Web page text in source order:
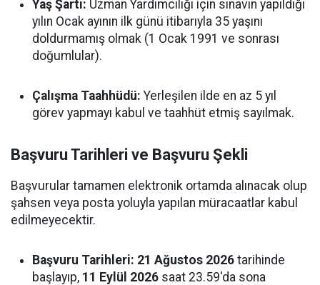
Yaş Şartı: Uzman Yardımcılığı için sınavın yapıldığı
yılın Ocak ayının ilk günü itibarıyla 35 yaşını
doldurmamış olmak (1 Ocak 1991 ve sonrası
doğumlular).
Çalışma Taahhüdü: Yerleşilen ilde en az 5 yıl
görev yapmayı kabul ve taahhüt etmiş sayılmak.
Başvuru Tarihleri ve Başvuru Şekli
Başvurular tamamen elektronik ortamda alınacak olup
şahsen veya posta yoluyla yapılan müracaatlar kabul
edilmeyecektir.
Başvuru Tarihleri: 21 Ağustos 2026 tarihinde
başlayıp, 11 Eylül 2026 saat 23.59'da sona